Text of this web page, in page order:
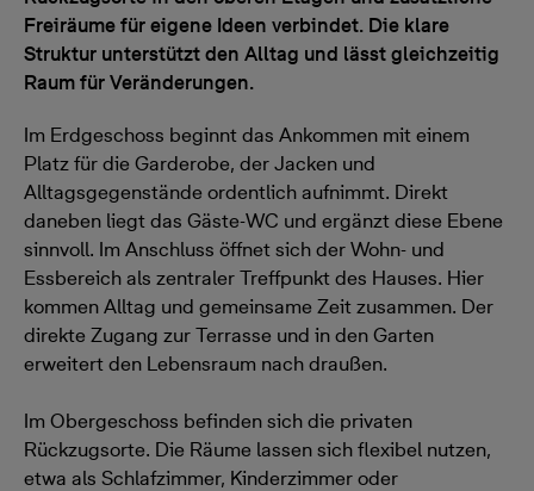
Freiräume für eigene Ideen verbindet. Die klare
Struktur unterstützt den Alltag und lässt gleichzeitig
Raum für Veränderungen.
Im Erdgeschoss beginnt das Ankommen mit einem
Platz für die Garderobe, der Jacken und
Alltagsgegenstände ordentlich aufnimmt. Direkt
daneben liegt das Gäste-WC und ergänzt diese Ebene
sinnvoll. Im Anschluss öffnet sich der Wohn- und
Essbereich als zentraler Treffpunkt des Hauses. Hier
kommen Alltag und gemeinsame Zeit zusammen. Der
direkte Zugang zur Terrasse und in den Garten
erweitert den Lebensraum nach draußen.
Im Obergeschoss befinden sich die privaten
Rückzugsorte. Die Räume lassen sich flexibel nutzen,
etwa als Schlafzimmer, Kinderzimmer oder